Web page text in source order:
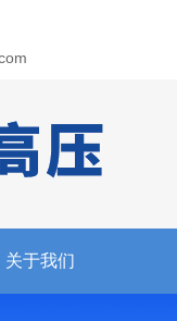
关于我们